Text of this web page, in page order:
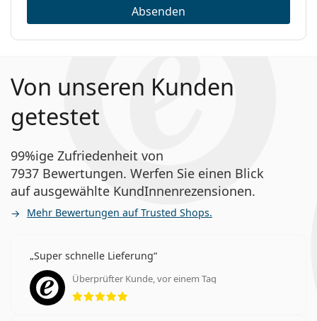
Kann man mit Precision1 für Astigmatismus
schlafen?
Was ist der Unterschied zwischen einer 30er-
Packung und einer 90er-Packung Precision1 für
Astigmatismus?
Andere Tageslinsen für
Astigmatismus
Torische Linsen
Silikon-Hydrogel-Linsen
Absenden
Von unseren Kunden
getestet
99%ige Zufriedenheit von
7937 Bewertungen. Werfen Sie einen Blick
auf ausgewählte KundInnenrezensionen.
Mehr Bewertungen auf Trusted Shops.
Super schnelle Lieferung
Überprüfter Kunde, vor einem Tag
Bewertung 5 aus 5